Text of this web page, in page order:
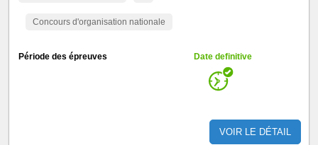
Concours d'organisation nationale
Période des épreuves Date definitive
VOIR LE DÉTAIL